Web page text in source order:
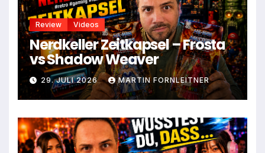
Review Videos
Nerdkeller Zeitkapsel – Frosta
vs Shadow Weaver
29. JULI 2026 MARTIN FORNLEITNER